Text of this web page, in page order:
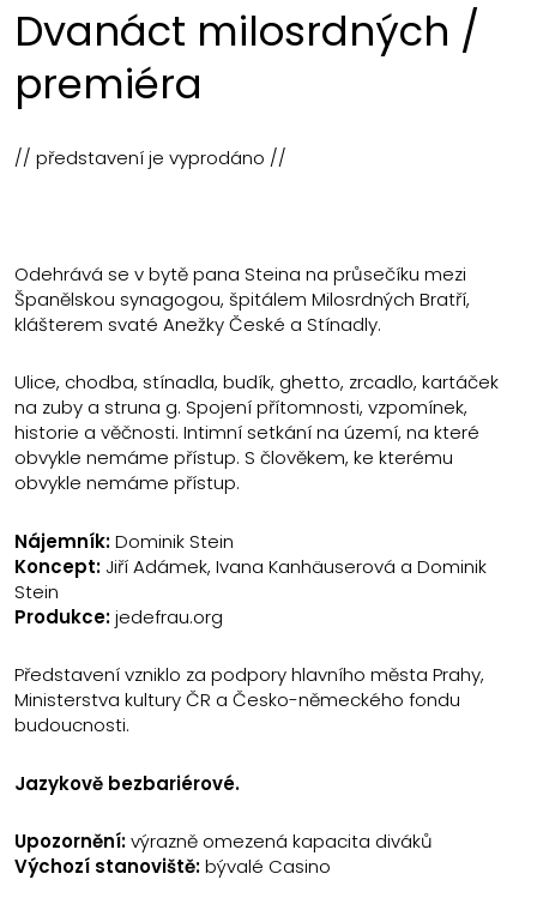
Dvanáct milosrdných /
premiéra
// představení je vyprodáno //
Odehrává se v bytě pana Steina na průsečíku mezi
Španělskou synagogou, špitálem Milosrdných Bratří,
klášterem svaté Anežky České a Stínadly.
Ulice, chodba, stínadla, budík, ghetto, zrcadlo, kartáček
na zuby a struna g. Spojení přítomnosti, vzpomínek,
historie a věčnosti. Intimní setkání na území, na které
obvykle nemáme přístup. S člověkem, ke kterému
obvykle nemáme přístup.
Nájemník:Dominik Stein
Koncept: Jiří Adámek, Ivana Kanhäuserová a Dominik
Stein
Produkce:jedefrau.org
Představení vzniklo za podpory hlavního města Prahy,
Ministerstva kultury ČR a Česko-německého fondu
budoucnosti.
Jazykově bezbariérové.
Upozornění:výrazně omezená kapacita diváků
Výchozí stanoviště:bývalé Casino